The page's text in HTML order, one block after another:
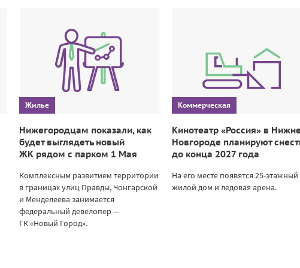
Жилье
Нижегородцам показали, как
будет выглядеть новый
ЖК рядом с парком 1 Мая
Комплексным развитием территории
в границах улиц Правды, Чонгарской
и Менделеева занимается
федеральный девелопер —
ГК «Новый Город».
Коммерческая
Кинотеатр «Россия» в
Новгороде планируют
до конца 2027 года
На его месте появятся 25-этажный
жилой дом и ледовая арена.